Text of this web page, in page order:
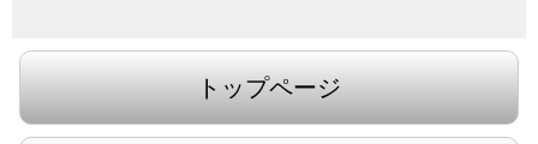
トップページ